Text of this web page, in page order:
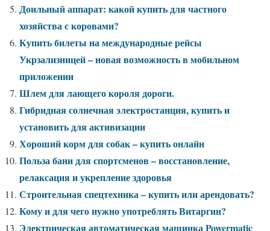
Доильный аппарат: какой купить для частного
хозяйства с коровами?
Купить билеты на международные рейсы
Укрзализницей – новая возможность в мобильном
приложении
Шлем для лающего короля дороги.
Гибридная солнечная электростанция, купить и
установить для активизации
Хороший корм для собак – купить онлайн
Польза бани для спортсменов – восстановление,
релаксация и укрепление здоровья
Строительная спецтехника – купить или арендовать?
Кому и для чего нужно употреблять Витаргин?
Электрическая автоматическая машинка Powermatic